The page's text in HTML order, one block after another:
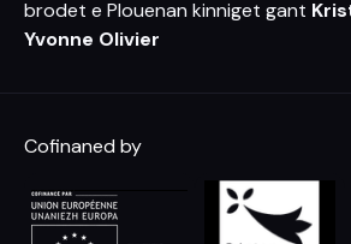
brodet e Plouenan kinniget gant
Yvonne Olivier
Cofinaned by